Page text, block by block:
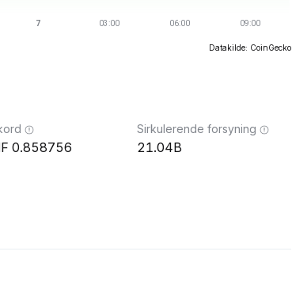
Datakilde: CoinGecko
0.858756
Sirkulerende forsyning
21.04B